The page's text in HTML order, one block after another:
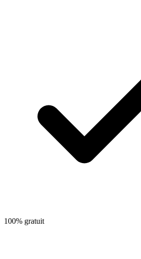
100% gratuit